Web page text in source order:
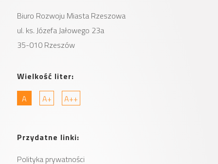
Biuro Rozwoju Miasta Rzeszowa
ul. ks. Józefa Jałowego 23a
35-010 Rzeszów
Wielkość liter:
A
A+ A++
Przydatne linki:
Polityka prywatności